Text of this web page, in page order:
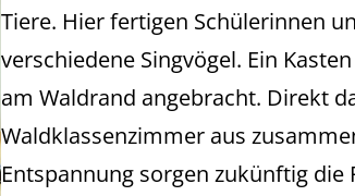
Tiere. Hier fertigen Schülerinnen
verschiedene Singvögel. Ein
am Waldrand angebracht. Direkt
Waldklassenzimmer aus
Entspannung sorgen zukünftig